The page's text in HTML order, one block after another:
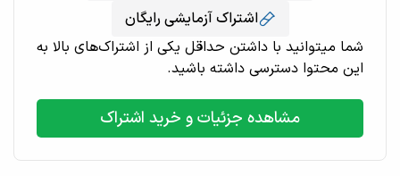
اشتراک آزمایشی رایگان
شما میتوانید با داشتن حداقل یکی از اشتراک‌های بالا به
این محتوا دسترسی داشته باشید.
مشاهده جزئیات و خرید اشتراک